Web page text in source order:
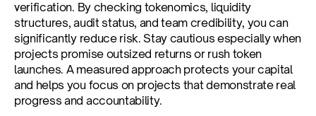
verification. By checking tokenomics, liquidity
structures, audit status, and team credibility, you can
significantly reduce risk. Stay cautious especially when
projects promise outsized returns or rush token
launches. A measured approach protects your capital
and helps you focus on projects that demonstrate real
progress and accountability.